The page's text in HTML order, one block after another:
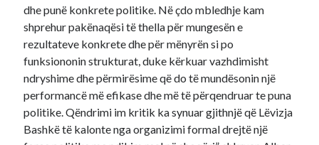
dhe punë konkrete politike. Në çdo mbledhje kam
shprehur pakënaqësi të thella për mungesën e
rezultateve konkrete dhe për mënyrën si po
funksiononin strukturat, duke kërkuar vazhdimisht
ndryshime dhe përmirësime që do të mundësonin një
performancë më efikase dhe më të përqendruar te puna
politike. Qëndrimi im kritik ka synuar gjithnjë që Lëvizja
Bashkë të kalonte nga organizimi formal drejtë një